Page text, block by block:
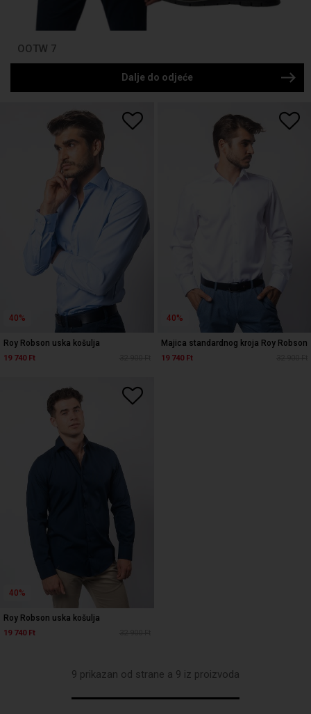
OOTW 7
Dalje do odjeće
40%
Roy Robson uska košulja
19 740 Ft
40%
Majica standardnog kroja Roy Robson
19 740 Ft
40%
Roy Robson uska košulja
19 740 Ft
9 prikazan od strane a 9 iz proizvoda